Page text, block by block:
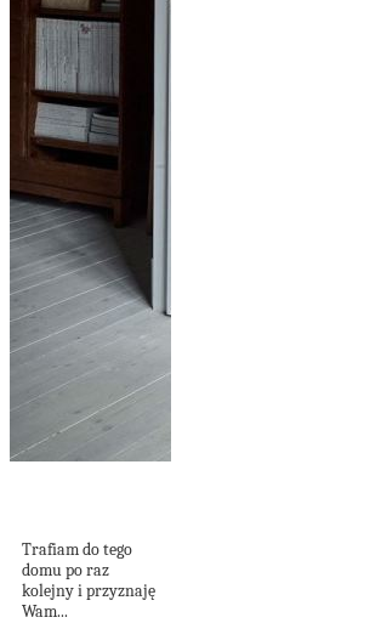
Trafiam do tego
domu po raz
kolejny i przyznaję
Wam...